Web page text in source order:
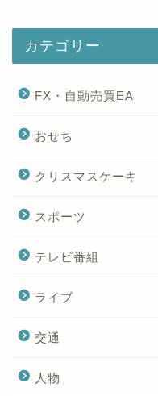
カテゴリー
FX・自動売買EA
おせち
クリスマスケーキ
スポーツ
テレビ番組
ライブ
交通
人物